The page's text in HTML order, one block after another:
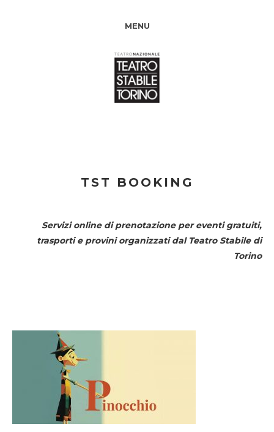
MENU
TST BOOKING
Servizi online di prenotazione per eventi gratuiti,
trasporti e provini organizzati dal Teatro Stabile di
Torino